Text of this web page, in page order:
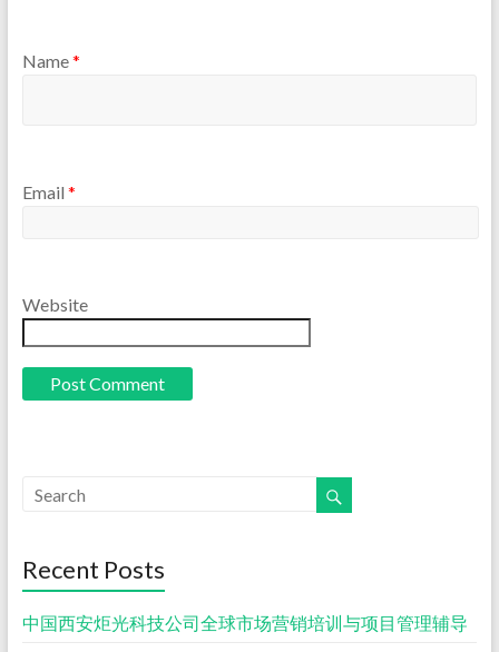
Name*
Email *
Website
Recent Posts
中国西安炬光科技公司全球市场营销培训与项目管理辅导